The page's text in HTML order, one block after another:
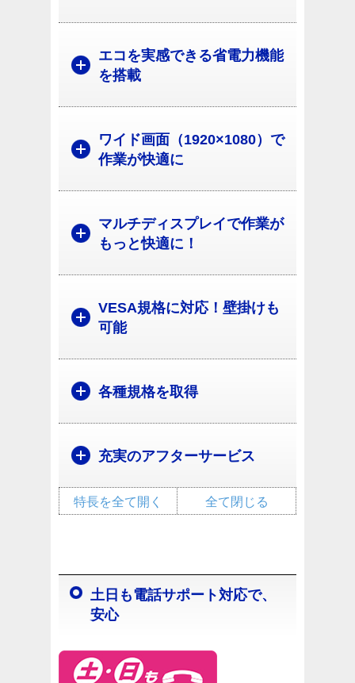
エコを実感できる省電力機能
を搭載
ワイド画面（1920×1080）で
作業が快適に
マルチディスプレイで作業が
もっと快適に！
VESA規格に対応！壁掛けも
可能
各種規格を取得
充実のアフターサービス
全て閉じる
特長を全て開く
土日も電話サポート対応で、
安心